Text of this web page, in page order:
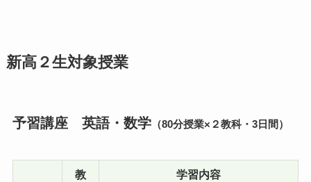
新高２生対象授業
予習講座 英語・数学（80分授業×２教科・3日間）
教
学習内容